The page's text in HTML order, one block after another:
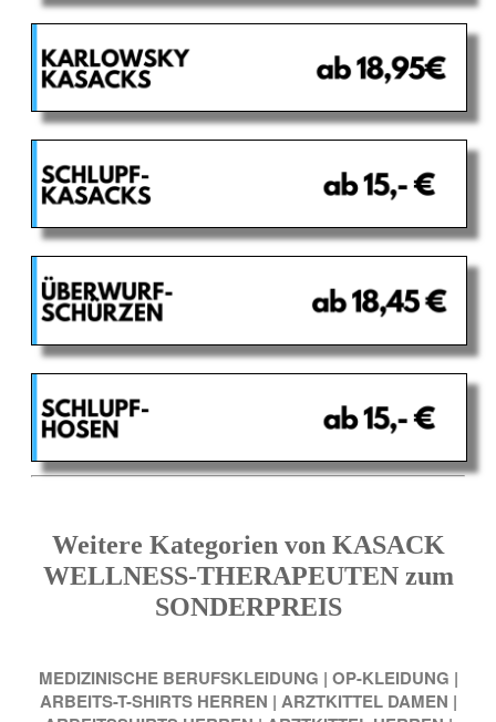
Weitere Kategorien von KASACK
WELLNESS-THERAPEUTEN zum
SONDERPREIS
MEDIZINISCHE BERUFSKLEIDUNG | OP-KLEIDUNG |
ARBEITS-T-SHIRTS HERREN | ARZTKITTEL DAMEN |